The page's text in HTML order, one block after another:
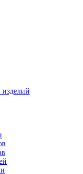
изделий